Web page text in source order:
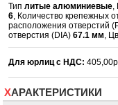
Типлитые алюминиевые,
6, Количество крепежных
расположения отверстий
отверстия (DIA)67.1 мм,
Для юрлиц с НДС:
ХАРАКТЕРИСТИКИ